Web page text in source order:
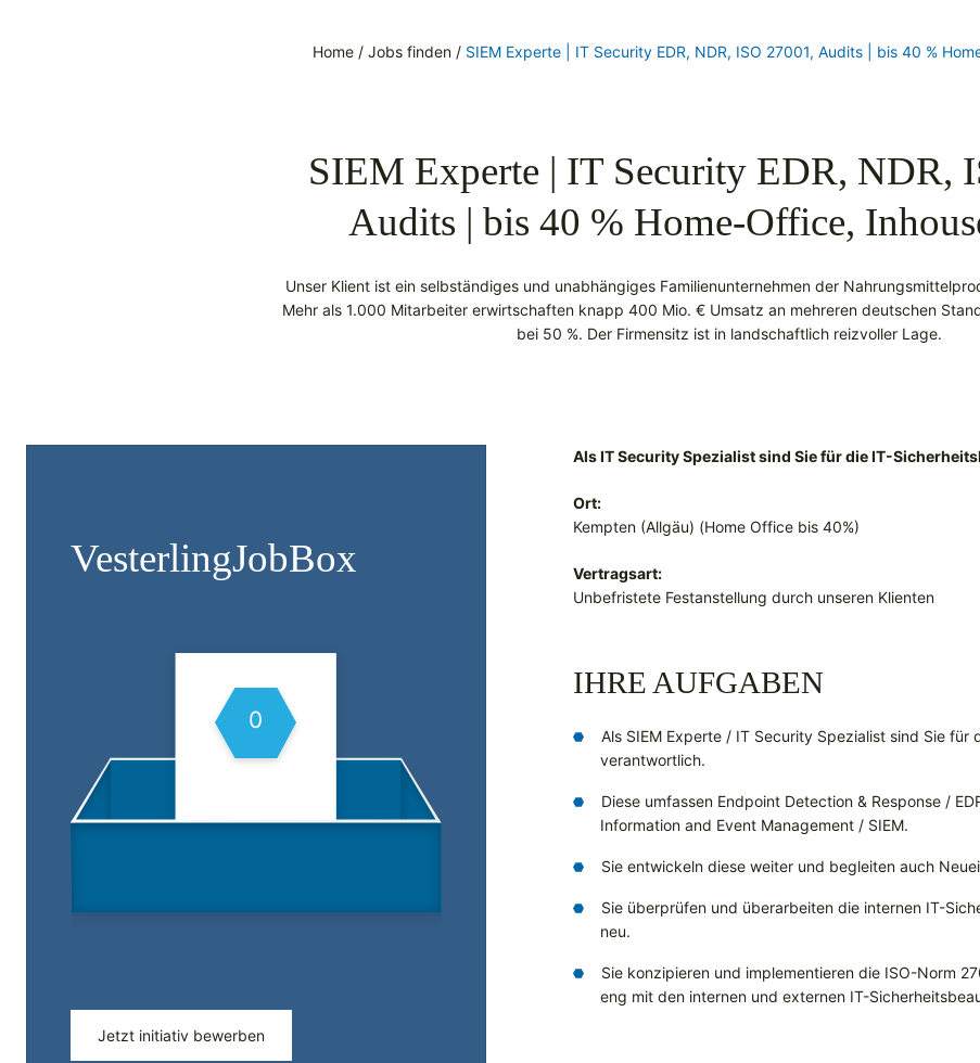
Home/ Jobs finden/ SIEM Experte | IT Security EDR, NDR, ISO 27001, Audits | bis 40 %
SIEM Experte | IT Security EDR, NDR,
Audits | bis 40 % Home-Office,
Unser Klient ist ein selbständiges und unabhängiges Familienunternehmen der
Mehr als 1.000 Mitarbeiter erwirtschaften knapp 400 Mio. € Umsatz an mehreren deutschen
bei 50 %. Der Firmensitz ist in landschaftlich reizvoller Lage.
Vesterling­JobBox
0
Jetzt initiativ bewerben
Als IT Security Spezialist sind Sie für die IT-
Ort:
Kempten (Allgäu) (Home Office bis 40%)
Vertragsart:
Unbefristete Festanstellung durch unseren Klienten
IHRE AUFGABEN
Als SIEM Experte / IT Security Spezialist sind Sie
verantwortlich.
Diese umfassen Endpoint Detection & Response /
Information and Event Management / SIEM.
Sie entwickeln diese weiter und begleiten auch
Sie überprüfen und überarbeiten die internen IT-
neu.
Sie konzipieren und implementieren die ISO-Norm
eng mit den internen und externen IT-